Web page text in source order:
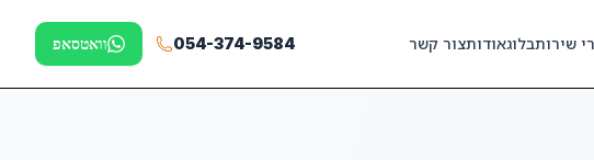
שירותבלוגאודותצור קשר 054-374-9584 וואטסאפ